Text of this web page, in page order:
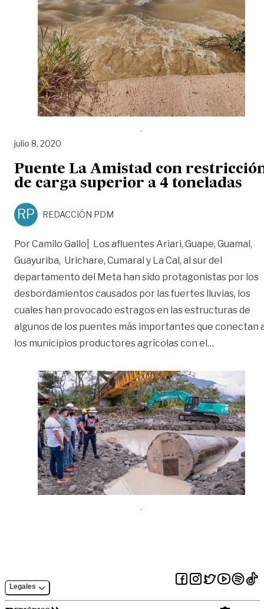
julio 8, 2020
Puente La Amistad con
de carga superior a 4 toneladas
RP REDACCIÓN PDM
Por Camilo Gallo| Los afluentes Ariari, Guape, Guamal,
Guayuriba, Urichare, Cumaral y La Cal, al sur del
departamento del Meta han sido protagonistas por los
desbordamientos causados por las fuertes lluvias, los
cuales han provocado estragos en las estructuras de
algunos de los puentes más importantes que conectan
los municipios productores agrícolas con el…
Legales